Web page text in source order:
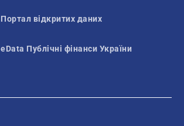
Портал відкритих даних
eData Публічні фінанси України